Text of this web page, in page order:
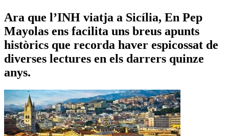
Ara que l’INH viatja a Sicília, En Pep
Mayolas ens facilita uns breus apunts
històrics que recorda haver espicossat de
diverses lectures en els darrers quinze
anys.